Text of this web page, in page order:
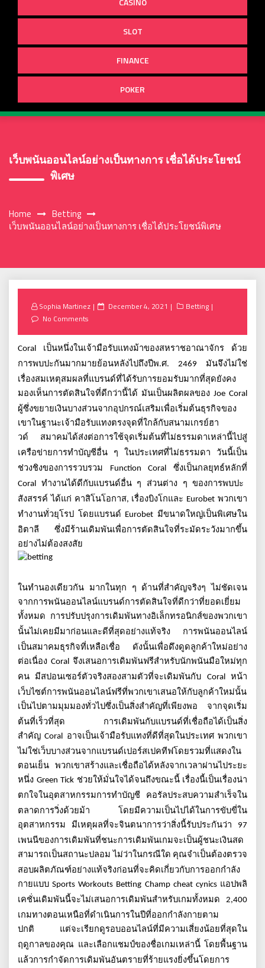
SLOT
FINANCE
POKER
เว็บพนันออนไลน์อย่างเป็นทางการ เชื่อได้ประโยชน์
พิเศษ
Home
Betting
เว็บพนันออนไลน์อย่างเป็นทางการ เชื่อได้ประโยชน์พิเศษ
Sophia Martinez
Posted
December 4, 2021
Betting
No Comments
Coral เป็นหนึ่งในเจ้ามือรับแทงม้าของสหราชอาณาจักร
ด้วย
การพบปะกันมากมายย้อนหลังไปถึงปีพ.ศ. 2469 มันจึงไม่ใช่
เรื่องสมเหตุสมผลที่แบรนด์ที่ได้รับการยอมรับมากที่สุดยังคง
มองเห็นการตัดสินใจที่ดีกว่านี้ได้ มันเป็นผลิตผลของ Joe Coral
ผู้ซึ่งขยายเงินบางส่วนจากอุปกรณ์เสริมเพื่อเริ่มต้นธุรกิจของ
เขาในฐานะเจ้ามือรับแทงตรงจุดที่ใกล้กับสนามเกรย์ฮา
วด์
สมาคมได้ส่งต่อการใช้จุดเริ่มต้นที่ไม่ธรรมดาเหล่านี้ไปสู่
เครือข่ายการทำบัญชีอื่น
ๆ ในประเทศที่ไม่ธรรมดา
วันนี้เป็น
ช่วงชิงของการรวบรวม Function Coral ซึ่งเป็นกลยุทธ์หลักที่
Coral ทำงานได้ดีกับแบรนด์อื่น ๆ ส่วนต่าง ๆ ของการพบปะ
สังสรรค์ ได้แก่ คาสิโนโอกาส, เรื่องบิงโกและ Eurobetพวกเขา
ทำงานทั่วยุโรป
โดยแบรนด์ Eurobet มีขนาดใหญ่เป็นพิเศษใน
อิตาลี
ซึ่งมีร้านเดิมพันเพื่อการตัดสินใจที่ระมัดระวังมากขึ้น
อย่างไม่ต้องสงสัย
ในทำนองเดียวกัน มากในทุก ๆ ด้านที่สำคัญจริงๆ
ไม่ชัดเจน
จากการพนันออนไลน์แบรนด์การตัดสินใจที่ดีกว่าที่ยอดเยี่ยม
ทั้งหมด
การปรับปรุงการเดิมพันทางอิเล็กทรอนิกส์ของพวกเขา
นั้นไม่เคยมีมาก่อนและดีที่สุดอย่างแท้จริง
การพนันออนไลน์
เป็นสมาคมธุรกิจที่เหลือเชื่อ
ดังนั้นเพื่อดึงดูดลูกค้าใหม่อย่าง
ต่อเนื่อง Coral จึงเสนอการเดิมพันฟรีสำหรับนักพนันมือใหม่ทุก
คน
มีสปอนเซอร์ตัวจริงสองสามตัวที่จะเดิมพันกับ Coralหน้า
เว็บไซต์การพนันออนไลน์ฟรีที่พวกเขาเสนอให้กับลูกค้าใหม่นั้น
เป็นไปตามมุมมองทั่วไปซึ่งเป็นสิ่งสำคัญที่เพียงพอ
จากจุดเริ่ม
ต้นที่เร็วที่สุด
การเดิมพันกับแบรนด์ที่เชื่อถือได้เป็นสิ่ง
สำคัญ Coral อาจเป็นเจ้ามือรับแทงที่ดีที่สุดในประเทศ พวกเขา
ไม่ใช่เว็บบางส่วนจากแบรนด์เปอร์สเปคทีฟโดยรวมที่แสดงใน
ตอนเย็น
พวกเขาสร้างและเชื่อถือได้หลังจากเวลาผ่านไประยะ
หนึ่ง Green Tick ช่วยให้มั่นใจได้จนถึงขณะนี้ เรื่องนี้เป็นเรื่องน่า
ตกใจในอุตสาหกรรมการทำบัญชี
คอรัลประสบความสำเร็จใน
ตลาดการวิ่งด้วยม้า
โดยมีความเป็นไปได้ในการขับขี่ใน
อุตสาหกรรม
มีเหตุผลที่จะจินตนาการว่าสิ่งนี้รับประกันว่า 97
เพนนีของการเดิมพันที่ชนะการเดิมพันเกมจะเป็นผู้ชนะเงินสด
สามารถเป็นสถานะปลอม ไม่ว่าในกรณีใด คุณจำเป็นต้องตรวจ
สอบผลิตภัณฑ์อย่างแท้จริงก่อนที่จะคิดเกี่ยวกับการออกกำลัง
กายแบบ Sports Workouts Betting Champ cheat cynics แอปพลิ
เคชั่นเดิมพันนี้จะไม่เสนอการเดิมพันสำหรับเกมทั้งหมด 2,400
เกมทางตอนเหนือที่ดำเนินการในปีที่ออกกำลังกายตาม
ปกติ
แต่จะเรียกดูรอบออนไลน์ที่มีความเสี่ยงน้อยที่สุดใน
ฤดูกาลของคุณ และเลือกแชมป์ของชื่อเกมเหล่านี้ โดยพื้นฐาน
แล้วการกำจัดการเดิมพันอันตรายที่ร้ายแรงยิ่งขึ้นโดยการ